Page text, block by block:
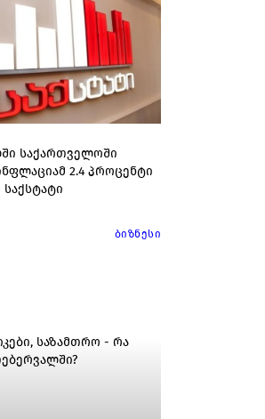
საქართველოში
2.4 პროცენტი
საქსტატი
ბიზნესი
საზამთრო - რა